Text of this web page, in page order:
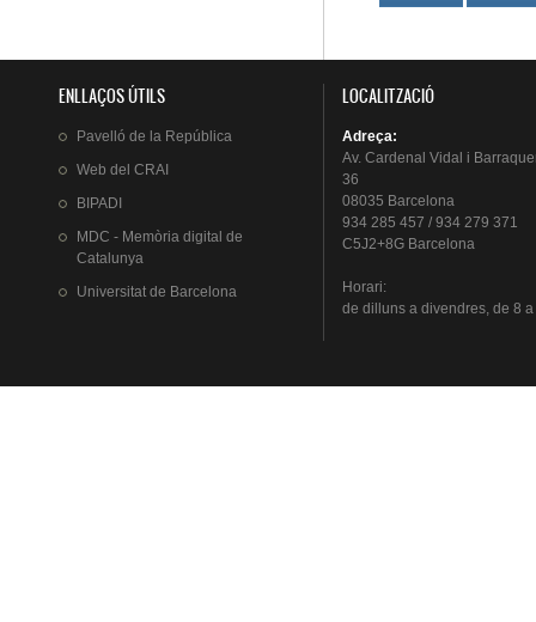
ENLLAÇOS ÚTILS
Pavelló de la República
Web del CRAI
BIPADI
MDC - Memòria digital de
Catalunya
Universitat de Barcelona
LOCALITZACIÓ
Adreça:
Av. Cardenal Vidal i
36
08035 Barcelona
934 285 457 / 934 279 371
C5J2+8G Barcelona
Horari:
de dillunsa divendres, de 8